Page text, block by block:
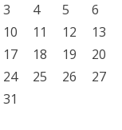
3
4 5 6
10
11 12 13
17
18 19 20
24
25 26 27
31